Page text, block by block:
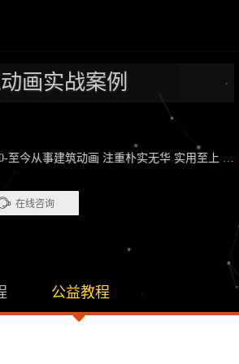
画实战案例
至今从事建筑动画 注重朴实无华 实用至上 …
在线咨询
公益教程